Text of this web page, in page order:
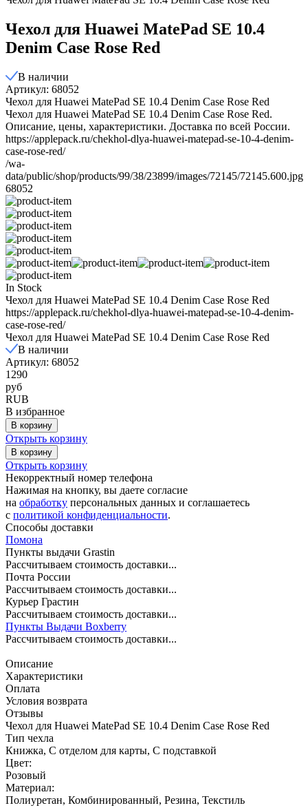
Чехол для Huawei MatePad SE 10.4
Denim Case Rose Red
В наличии
Артикул: 68052
Чехол для Huawei MatePad SE 10.4 Denim Case Rose Red
Чехол для Huawei MatePad SE 10.4 Denim Case Rose Red.
Описание, цены, характеристики. Доставка по всей России.
https://applepack.ru/chekhol-dlya-huawei-matepad-se-10-4-denim-
case-rose-red/
/wa-
data/public/shop/products/99/38/23899/images/72145/72145.600.jpg
68052
In Stock
Чехол для Huawei MatePad SE 10.4 Denim Case Rose Red
https://applepack.ru/chekhol-dlya-huawei-matepad-se-10-4-denim-
case-rose-red/
Чехол для Huawei MatePad SE 10.4 Denim Case Rose Red
В наличии
Артикул: 68052
1290
руб
RUB
В избранное
В корзину
Открыть корзину
В корзину
Открыть корзину
Некорректный номер телефона
Нажимая на кнопку, вы даете согласие
на обработку персональных данных и соглашаетесь
c политикой конфиденциальности.
Способы доставки
Помона
Пункты выдачи Grastin
Рассчитываем стоимость доставки...
Почта России
Рассчитываем стоимость доставки...
Курьер Грастин
Рассчитываем стоимость доставки...
Пункты Выдачи Boxberry
Рассчитываем стоимость доставки...
Описание
Характеристики
Оплата
Условия возврата
Отзывы
Чехол для Huawei MatePad SE 10.4 Denim Case Rose Red
Тип чехла
Книжка, С отделом для карты, С подставкой
Цвет:
Розовый
Материал:
Полиуретан, Комбинированный, Резина, Текстиль